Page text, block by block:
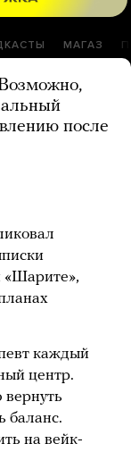
МАГАЗ
после
«Шарите»,
каждый
центр.
вернуть
баланс.
на вейк-